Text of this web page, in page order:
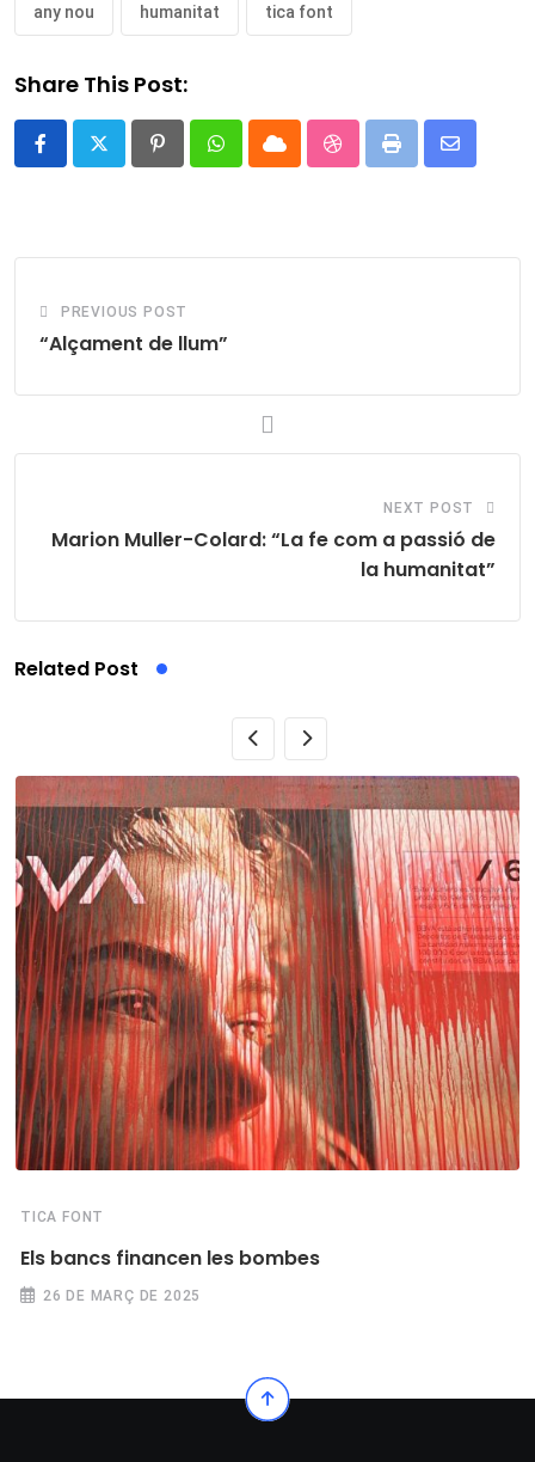
any nou humanitat tica font
Share This Post:
PinterestWhatsappCloud StumbleUpon
Print
Share
PREVIOUS POST
“Alçament de llum”
NEXT POST
Marion Muller-Colard: “La fe com a passió de
la humanitat”
Related Post
TICA FONT
Els bancs financen les bombes
26 DE MARÇ DE 2025